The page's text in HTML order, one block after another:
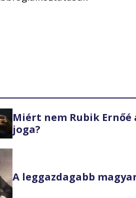
Miért nem Rubik Ernőé
joga?
A leggazdagabb